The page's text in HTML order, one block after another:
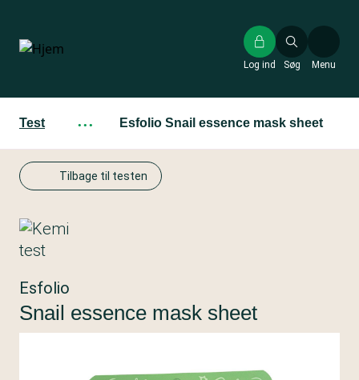
hovedindhold
Søg
Log ind Menu
Test ··· Esfolio Snail essence mask sheet
Tilbage til testen
Esfolio
Snail essence mask sheet